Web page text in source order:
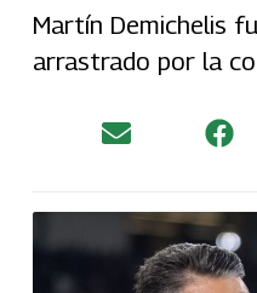
Martín Demichelis
arrastrado por la